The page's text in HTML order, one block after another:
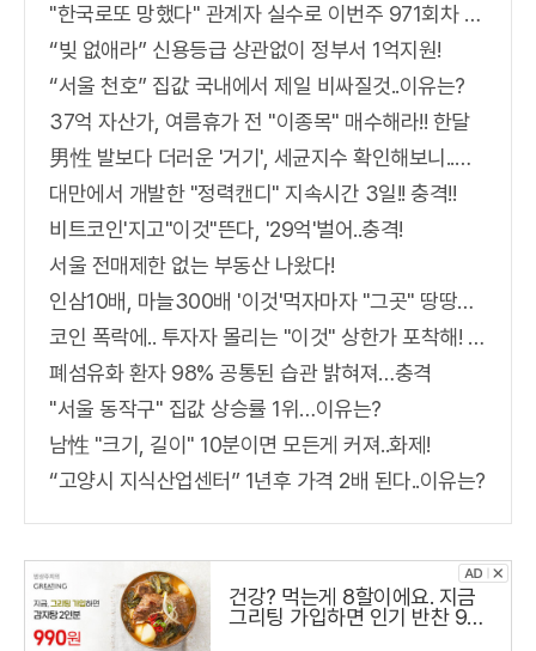
"한국로또 망했다" 관계자 실수로 이번주 971회차 번호 6자리 공개!? 꼭 확인해라!
“빚 없애라” 신용등급 상관없이 정부서 1억지원!
“서울 천호” 집값 국내에서 제일 비싸질것..이유는?
37억 자산가, 여름휴가 전 "이종목" 매수해라!! 한달
男性 발보다 더러운 '거기', 세균지수 확인해보니..충격!
대만에서 개발한 "정력캔디" 지속시간 3일!! 충격!!
비트코인'지고"이것"뜬다, '29억'벌어..충격!
서울 전매제한 없는 부동산 나왔다!
인삼10배, 마늘300배 '이것'먹자마자 "그곳" 땅땅해져..헉!
코인 폭락에.. 투자자 몰리는 "이것" 상한가 포착해! 미리 투자..
폐섬유화 환자 98% 공통된 습관 밝혀져…충격
"서울 동작구" 집값 상승률 1위…이유는?
남性 "크기, 길이" 10분이면 모든게 커져..화제!
“고양시 지식산업센터” 1년후 가격 2배 된다..이유는?
건강? 먹는게 8할이에요. 지금
그리팅 가입하면 인기 반찬 990